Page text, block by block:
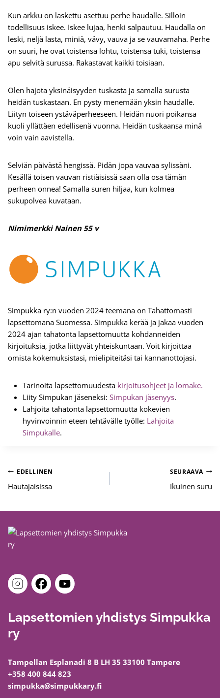
Kun arkku on laskettu asettuu perhe haudalle. Silloin
todellisuus iskee. Iskee lujaa, henki salpautuu. Haudalla on
leski, neljä lasta, miniä, vävy, vauva ja se vauvamaha. Perhe
on suuri, he ovat toistensa lohtu, toistensa tuki, toistensa
apu selvitä surussa. Rakastavat kaikki toisiaan.
Olen hajota yksinäisyyden tuskasta ja samalla surusta
heidän tuskastaan. En pysty menemään yksin haudalle.
Liityn toiseen ystäväperheeseen. Heidän nuori poikansa
kuoli yllättäen edellisenä vuonna. Heidän tuskaansa minä
voin vain aavistella.
Selviän päivästä hengissä. Pidän jopa vauvaa sylissäni.
Kesällä toisen vauvan ristiäisissä saan olla osa tämän
perheen onnea! Samalla suren hiljaa, kun kolmea
sukupolvea kuvataan.
Nimimerkki Nainen 55 v
Simpukka ry:n vuoden 2024 teemana on Tahattomasti
lapsettomana Suomessa. Simpukka kerää ja jakaa vuoden
2024 ajan tahatonta lapsettomuutta kohdanneiden
kirjoituksia, jotka liittyvät yhteiskuntaan. Voit kirjoittaa
omista kokemuksistasi, mielipiteitäsi tai kannanottojasi.
Tarinoita lapsettomuudesta kirjoitusohjeet ja lomake.
Liity Simpukan jäseneksi: Simpukan jäsenyys.
Lahjoita tahatonta lapsettomuutta kokevien
hyvinvoinnin eteen tehtävälle työlle: Lahjoita
Simpukalle.
Artikkelien
selaus
EDELLINEN
Hautajaisissa
SEURAAVA
Ikuinen suru
Lapsettomien yhdistys Simpukka
ry
Tampellan Esplanadi 8 B LH 35 33100 Tampere
+358 400 844 823
simpukka@simpukkary.fi